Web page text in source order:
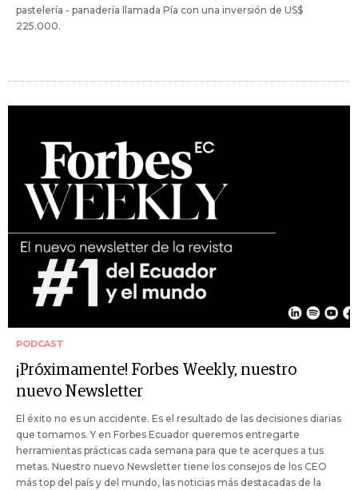
pastelería - panadería llamada Pía con una inversión de US$
225.000.
PODCAST
¡Próximamente! Forbes Weekly, nuestro
nuevo Newsletter
El éxito no es un accidente. Es el resultado de las decisiones diarias
que tomamos. Y en Forbes Ecuador queremos entregarte
herramientas prácticas cada semana para que te acerques a tus
metas. Nuestro nuevo Newsletter tiene los consejos de los CEO
más top del país y del mundo, las noticias más destacadas de la